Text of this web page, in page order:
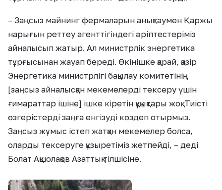
– Заңсыз майнинг фермаларын анықтаумен Қаржы
нарығын реттеу агенттігіндегі әріптестеріміз
айналысып жатыр. Ал министрлік энергетика
тұрғысынан жауап береді. Өкінішке қарай, қазір
Энергетика министрлігі бақылау комитетінің
[заңсыз айналысқан мекемелерді тексеру үшін
ғимараттар ішіне] ішке кіретін құқықтары жоқ. Тиісті
өзгерістерді заңға енгізуді көздеп отырмыз.
Заңсыз жұмыс істеп жатқан мекемелер болса,
оларды тексеруге құзыретіміз жетпейді, – деді
Болат Ақшолақов Азаттық тілшісіне.